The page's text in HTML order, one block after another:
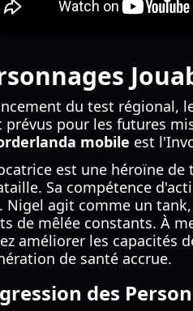
du test régional,
prévus pour les futures
mobile est
est une héroïne
Sa compétence
Nigel agit comme un
de mêlée constants. À
améliorer les capacités
de santé accrue.
des